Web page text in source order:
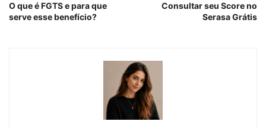
O que é FGTS e para que
serve esse benefício?
Consultar seu Score no
Serasa Grátis